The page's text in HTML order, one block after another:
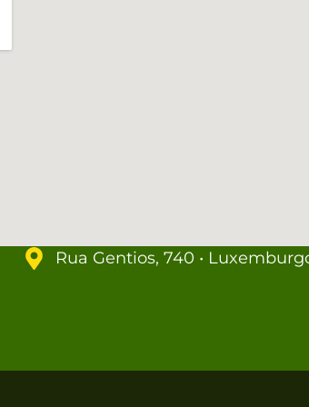
Rua Gentios, 740 •